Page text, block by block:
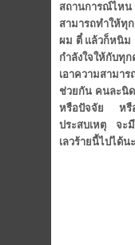
สถานการณ์ไหน
สามารถทำให้ทุ
ผม ตี๋ แล้วก็หนิม
กำลังใจให้กับทุ
เอาความสามา
ช่วยกัน คนละนิด
หรือปัจจัย หรือ
ประสบเหตุ จะ
เลวร้ายนี้ไปได้น